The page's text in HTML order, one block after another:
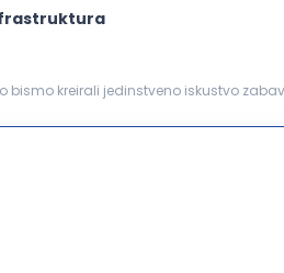
bismo kreirali jedinstveno iskustvo